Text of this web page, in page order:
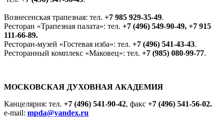
Вознесенская трапезная: тел. +7 985 929-35-49.
Ресторан «Трапезная палата»: тел. +7 (496) 549-90-49, +7 915
111-66-89.
Ресторан-музей «Гостевая изба»: тел. +7 (496) 541-43-43.
Ресторанный комплекс «Маковец»: тел. +7 (985) 080-99-77.
МОСКОВСКАЯ ДУХОВНАЯ АКАДЕМИЯ
Канцелярия: тел. +7 (496) 541-90-42, факс +7 (496) 541-56-02.
e-mail: mpda@yandex.ru